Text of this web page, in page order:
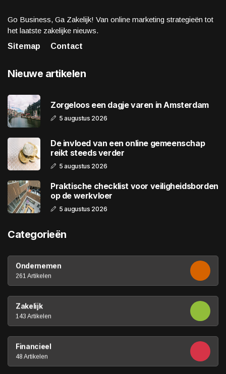
Go Business, Ga Zakelijk! Van online marketing strategieën tot
het laatste zakelijke nieuws.
Sitemap
Contact
Nieuwe artikelen
Zorgeloos een dagje varen in Amsterdam
5 augustus 2026
De invloed van een online gemeenschap
reikt steeds verder
5 augustus 2026
Praktische checklist voor veiligheidsborden
op de werkvloer
5 augustus 2026
Categorieën
Ondernemen
261 Artikelen
Zakelijk
143 Artikelen
Financieel
48 Artikelen